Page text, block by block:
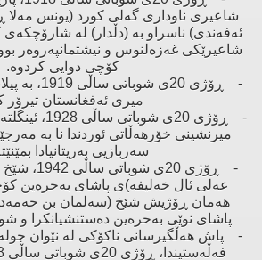
شاعیری ناوداری گەلی كورد (یونس مەلا
ئەفەندی) ناسراو بە (دڵدار) لە شارۆچكەی
كۆچی دوایی كردوە.
- ڕۆژی 20ی
میری ئەفغانستان تیرۆر
- ڕۆژی 20ی
میرنشینی خۆرهەڵاتی ئوردندا نا بە
سەربازیی بەریتانیادا
- ڕۆژی 20ی
عەلی ئال خەلیفە)ی پاشای بەحرەین
هەمان ڕۆژیش شێخ (سەلمان بن حەمەد
پاشای نوێی بەحرەین دەستنشیانكرا ‌و
- پاش هەڵگیرسانی ناكۆكی لە نێوان